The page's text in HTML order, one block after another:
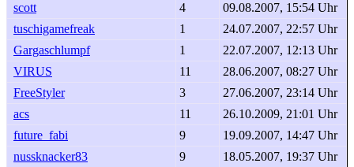
scott
4
09.08.2007, 15:54 Uhr
tuschigamefreak
1
24.07.2007, 22:57 Uhr
Gargaschlumpf
1
22.07.2007, 12:13 Uhr
VIRUS
11
28.06.2007, 08:27 Uhr
FreeStyler
3
27.06.2007, 23:14 Uhr
acs
11
26.10.2009, 21:01 Uhr
future_fabi
9
19.09.2007, 14:47 Uhr
nussknacker83
9
18.05.2007, 19:37 Uhr